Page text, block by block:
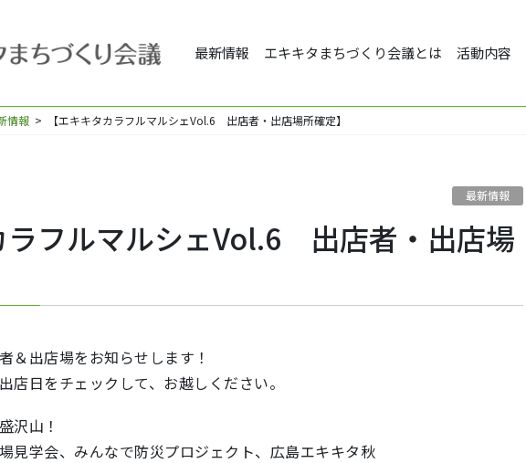
最新情報 エキキタまちづくり会議とは 活動内容
情報 > 【エキキタカラフルマルシェVol.6 出店者・出店場所確定】
最新情報
ラフルマルシェVol.6 出店者・出店場
＆出店場をお知らせします！
店日をチェックして、お越しください。
沢山！
見学会、みんなで防災プロジェクト、広島エキキタ秋